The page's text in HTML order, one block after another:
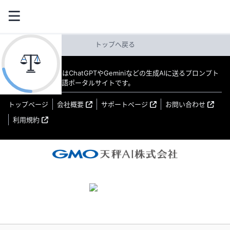
トップへ戻る
教えてAI byGMO はChatGPTやGeminiなどの生成AIに送るプロンプト
（指示文）の日本語ポータルサイトです。
トップページ 会社概要 サポートページ
お問い合わせ
利用規約